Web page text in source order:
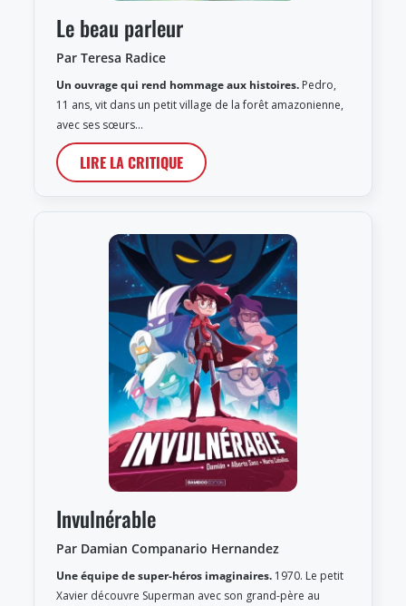
Le beau parleur
Par Teresa Radice
Un ouvrage qui rend hommage aux histoires. Pedro,
11 ans, vit dans un petit village de la forêt amazonienne,
avec ses sœurs…
LIRE LA CRITIQUE
Invulnérable
Par Damian Companario Hernandez
Une équipe de super-héros imaginaires. 1970. Le petit
Xavier découvre Superman avec son grand-père au